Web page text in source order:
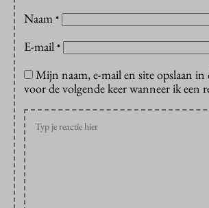
Naam *
E-mail *
Mijn naam, e-mail en site opslaan in
voor de volgende keer wanneer ik een